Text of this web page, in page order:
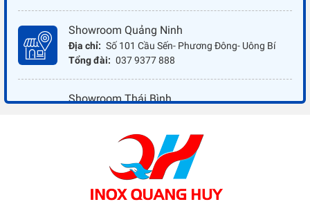
Showroom Quảng Ninh
Địa chỉ: Số 101 Cầu Sến- Phương Đông- Uông Bí
Tổng đài: 037 9377 888
Showroom Thái Bình
037 9377 888
Showroom Đồng Nai
Địa chỉ: 1066 - QL 51 Tổ 3- Ấp Đồng- Phước Tân-